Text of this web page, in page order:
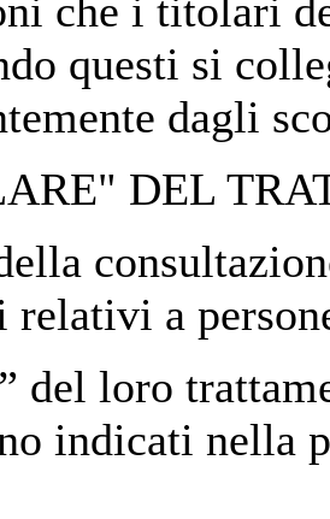
che i titolari
questi si
dagli
DEL
relativi a
del loro
indicati nella